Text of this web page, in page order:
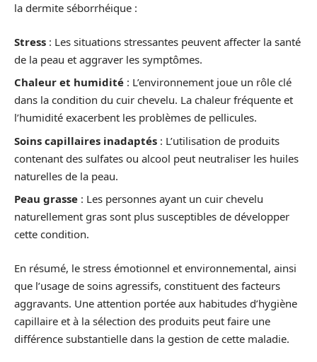
la dermite séborrhéique :
Stress : Les situations stressantes peuvent affecter la santé
de la peau et aggraver les symptômes.
Chaleur et humidité : L’environnement joue un rôle clé
dans la condition du cuir chevelu. La chaleur fréquente et
l’humidité exacerbent les problèmes de pellicules.
Soins capillaires inadaptés : L’utilisation de produits
contenant des sulfates ou alcool peut neutraliser les huiles
naturelles de la peau.
Peau grasse : Les personnes ayant un cuir chevelu
naturellement gras sont plus susceptibles de développer
cette condition.
En résumé, le stress émotionnel et environnemental, ainsi
que l’usage de soins agressifs, constituent des facteurs
aggravants. Une attention portée aux habitudes d’hygiène
capillaire et à la sélection des produits peut faire une
différence substantielle dans la gestion de cette maladie.